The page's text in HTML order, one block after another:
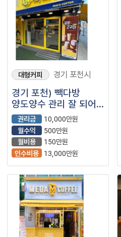
대형커피 경기 포천시
경기 포천) 빽다방
양도양수 관리 잘 되어
있는 매출 꾸준한 매장
소개합니다
권리금
10,000만원
월수익
500만원
월비용
150만원
인수비용
13,000만원